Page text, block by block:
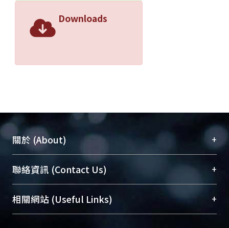
Downloads
關於 (About) +
臺大位居世界頂尖大學之列，為永久珍藏及向國際
展現本校豐碩的研究成果及學術能量，圖書館整合
機構典藏（NTUR）與學術庫（AH）不同功能平
台，成為臺大學術典藏NTU scholars。期能整合研
聯絡資訊 (Contact Us) +
總館學科館員(Main Library)
醫學圖書館學科館員(Medical Library)
相關網站 (Useful Links) +